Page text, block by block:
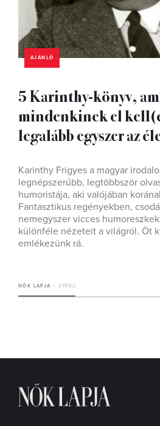
AJÁNLÓ
5 Karinthy-könyv,
mindenkinek el
legalább egyszer az
Karinthy Frigyes a magyar
legnépszerűbb, legtöbbször
humoristája, aki valójában
Fantasztikus regényekben,
nemegyszer vicces
különféle nézeteit a világról. Öt
emlékezünk rá.
NŐK LAPJA 2 PERC